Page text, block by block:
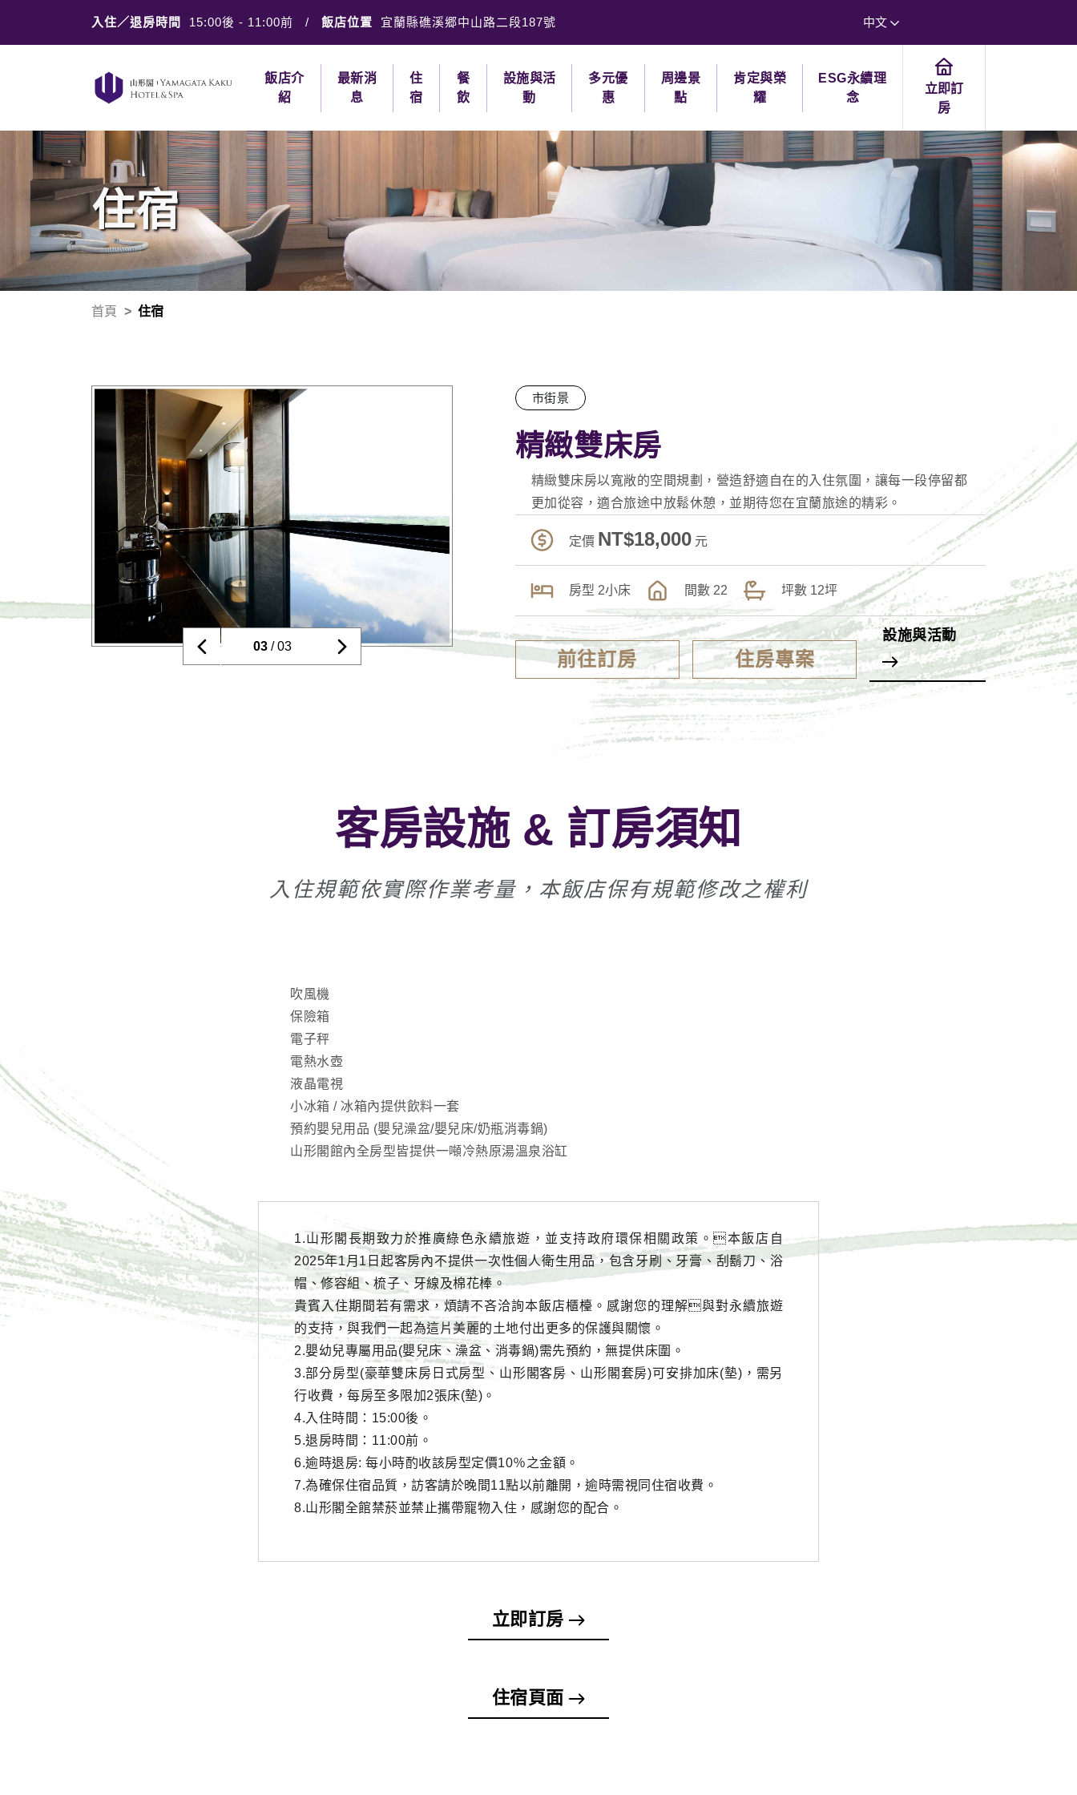
入住／退房時間 15:00後 - 11:00前 / 飯店位置 宜蘭縣礁溪郷中山路二段187號 中文
飯店介
紹
最新消
息
住
宿
餐
飲
設施與活
動
多元優
惠
周邊景
點
肯定與榮
耀
ESG永續理
念
立即訂
房
住宿
首頁 住宿
03 / 03
市街景
精緻雙床房
精緻雙床房以寬敞的空間規劃，營造舒適自在的入住氛圍，讓每一段停留都
更加從容，適合旅途中放鬆休憩，並期待您在宜蘭旅途的精彩。
定價 NT$18,000元
房型 2小床 間數 22 坪數 12坪
前往訂房 住房專案
設施與活動
客房設施 & 訂房須知
入住規範依實際作業考量，本飯店保有規範修改之權利
吹風機
保險箱
電子秤
電熱水壺
液晶電視
小冰箱 / 冰箱內提供飲料一套
預約嬰兒用品 (嬰兒澡盆/嬰兒床/奶瓶消毒鍋)
山形閣館內全房型皆提供一噸冷熱原湯溫泉浴缸
1.山形閣長期致力於推廣綠色永續旅遊，並支持政府環保相關政策。本飯店自
2025年1月1日起客房內不提供一次性個人衛生用品，包含牙刷、牙膏、刮鬍刀、浴
帽、修容組、梳子、牙線及棉花棒。
貴賓入住期間若有需求，煩請不吝洽詢本飯店櫃檯。感謝您的理解與對永續旅遊
的支持，與我們一起為這片美麗的土地付出更多的保護與關懷。
2.嬰幼兒專屬用品(嬰兒床、澡盆、消毒鍋)需先預約，無提供床圍。
3.部分房型(豪華雙床房日式房型、山形閣客房、山形閣套房)可安排加床(墊)，需另
行收費，每房至多限加2張床(墊)。
4.入住時間：15:00後。
5.退房時間：11:00前。
6.逾時退房: 每小時酌收該房型定價10％之金額。
7.為確保住宿品質，訪客請於晚間11點以前離開，逾時需視同住宿收費。
8.山形閣全館禁菸並禁止攜帶寵物入住，感謝您的配合。
立即訂房
住宿頁面